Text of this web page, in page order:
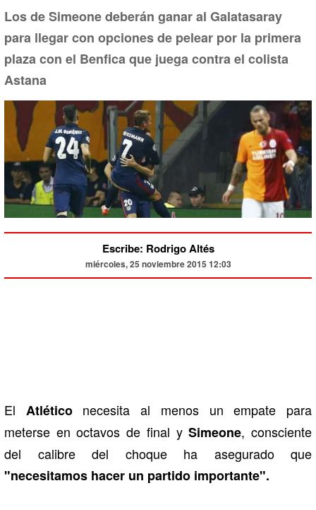
Los de Simeone deberán ganar al Galatasaray
para llegar con opciones de pelear por la primera
plaza con el Benfica que juega contra el colista
Astana
Escribe: Rodrigo Altés
miércoles, 25 noviembre 2015 12:03
El Atléticonecesita al menos un empate para
meterse en octavos de final ySimeone, consciente
del calibre del choque ha asegurado que
"necesitamos hacer un partido importante".